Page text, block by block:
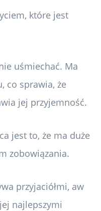
które jest
uśmiechać. Ma
co sprawia, że
jej przyjemność.
jest to, że ma duże
zobowiązania.
przyjaciółmi, aw
najlepszymi